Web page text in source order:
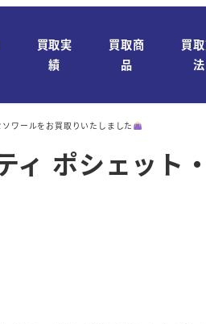
買取実
績
買取商
品
買
法
ワールをお買取りいたしました
ポシェット